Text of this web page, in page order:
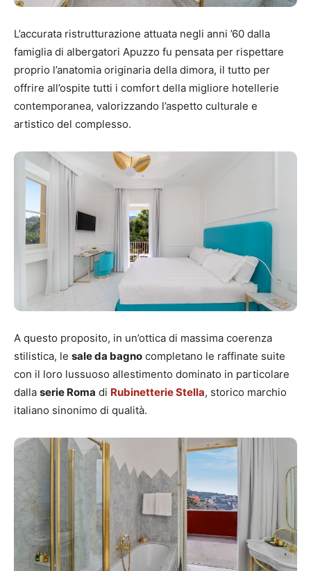
L’accurata ristrutturazione attuata negli anni ’60 dalla
famiglia di albergatori Apuzzo fu pensata per rispettare
proprio l’anatomia originaria della dimora, il tutto per
offrire all’ospite tutti i comfort della migliore hotellerie
contemporanea, valorizzando l’aspetto culturale e
artistico del complesso.
A questo proposito, in un’ottica di massima coerenza
stilistica, le sale da bagno completano le raffinate suite
con il loro lussuoso allestimento dominato in particolare
dalla serie Roma di Rubinetterie Stella, storico marchio
italiano sinonimo di qualità.